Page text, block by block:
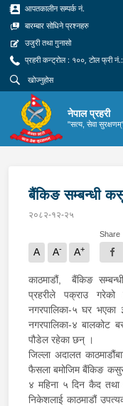
आपतकालीन सम्पर्क नं.
बारम्बार सोधिने प्रश्नहरु
उजुरी तथा गुनासो
प्रहरी कन्ट्रोल : १००, टोल फ्री
नेपाल प्रहरी
"सत्य, सेवा
बैंकिङ सम्बन्धी
२०८२-१२-२५
A A- A+
Share
काठमाडौं, बैंकिङ
प्रहरीले पक्राउ गरेको
नगरपालिका-५ घर भएका
नगरपालिका-४ बालकोट
पौडेल रहेका छन् ।
जिल्ला अदालत
फैसला बमोजिम बैंकिङ कसुर
४ महिना ५ दिन कैद तथा
निकेशलाई काठमाडौं